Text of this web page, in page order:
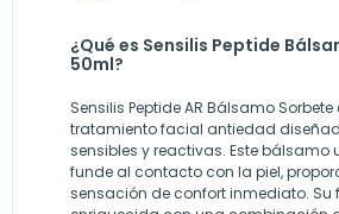
¿Qué es Sensilis Peptide
50ml?
Sensilis Peptide AR Bálsamo Sorbete
tratamiento facial antiedad
sensibles y reactivas. Este bálsamo
funde al contacto con la piel,
sensación de confort inmediato. Su